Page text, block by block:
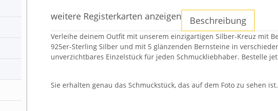
weitere Registerkarten anzeigen Beschreibung
Verleihe deinem Outfit mit unserem einzigartigen Silber-Kreuz mit
925er-Sterling Silber und mit 5 glänzenden Bernsteine in
unverzichtbares Einzelstück für jeden Schmuckliebhaber. Bestelle
Sie erhalten genau das Schmuckstück, das auf dem Foto zu sehen ist.